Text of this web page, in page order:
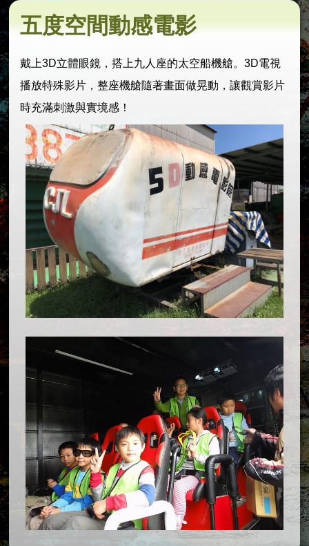
五度空間動感電影
戴上3D立體眼鏡，搭上九人座的太空船機艙。3D電視
播放特殊影片，整座機艙隨著畫面做晃動，讓觀賞影片
時充滿刺激與實境感！